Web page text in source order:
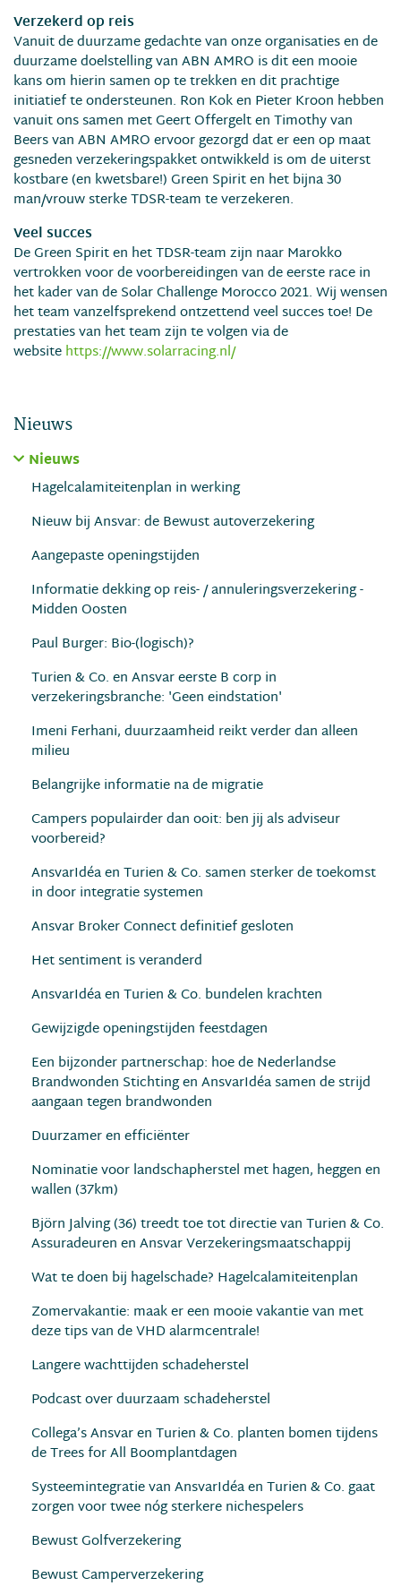
Verzekerd op reis
Vanuit de duurzame gedachte van onze organisaties en de
duurzame doelstelling van ABN AMRO is dit een mooie
kans om hierin samen op te trekken en dit prachtige
initiatief te ondersteunen. Ron Kok en Pieter Kroon hebben
vanuit ons samen met Geert Offergelt en Timothy van
Beers van ABN AMRO ervoor gezorgd dat er een op maat
gesneden verzekeringspakket ontwikkeld is om de uiterst
kostbare (en kwetsbare!) Green Spirit en het bijna 30
man/vrouw sterke TDSR-team te verzekeren.
Veel succes
De Green Spirit en het TDSR-team zijn naar Marokko
vertrokken voor de voorbereidingen van de eerste race in
het kader van de Solar Challenge Morocco 2021. Wij wensen
het team vanzelfsprekend ontzettend veel succes toe! De
prestaties van het team zijn te volgen via de
website https://www.solarracing.nl/
Nieuws
Nieuws
Hagelcalamiteitenplan in werking
Nieuw bij Ansvar: de Bewust autoverzekering
Aangepaste openingstijden
Informatie dekking op reis- / annuleringsverzekering -
Midden Oosten
Paul Burger: Bio-(logisch)?
Turien & Co. en Ansvar eerste B corp in
verzekeringsbranche: 'Geen eindstation'
Imeni Ferhani, duurzaamheid reikt verder dan alleen
milieu
Belangrijke informatie na de migratie
Campers populairder dan ooit: ben jij als adviseur
voorbereid?
AnsvarIdéa en Turien & Co. samen sterker de toekomst
in door integratie systemen
Ansvar Broker Connect definitief gesloten
Het sentiment is veranderd
AnsvarIdéa en Turien & Co. bundelen krachten
Gewijzigde openingstijden feestdagen
Een bijzonder partnerschap: hoe de Nederlandse
Brandwonden Stichting en AnsvarIdéa samen de strijd
aangaan tegen brandwonden
Duurzamer en efﬁciënter
Nominatie voor landschapherstel met hagen, heggen en
wallen (37km)
Björn Jalving (36) treedt toe tot directie van Turien & Co.
Assuradeuren en Ansvar Verzekeringsmaatschappij
Wat te doen bij hagelschade? Hagelcalamiteitenplan
Zomervakantie: maak er een mooie vakantie van met
deze tips van de VHD alarmcentrale!
Langere wachttijden schadeherstel
Podcast over duurzaam schadeherstel
Collega’s Ansvar en Turien & Co. planten bomen tijdens
de Trees for All Boomplantdagen
Systeemintegratie van AnsvarIdéa en Turien & Co. gaat
zorgen voor twee nóg sterkere nichespelers
Bewust Golfverzekering
Bewust Camperverzekering